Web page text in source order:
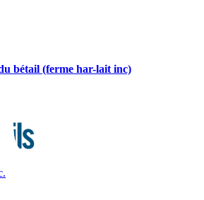
bétail (ferme har-lait inc)